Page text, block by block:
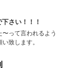
さい！！！
って言われるよう
致します。